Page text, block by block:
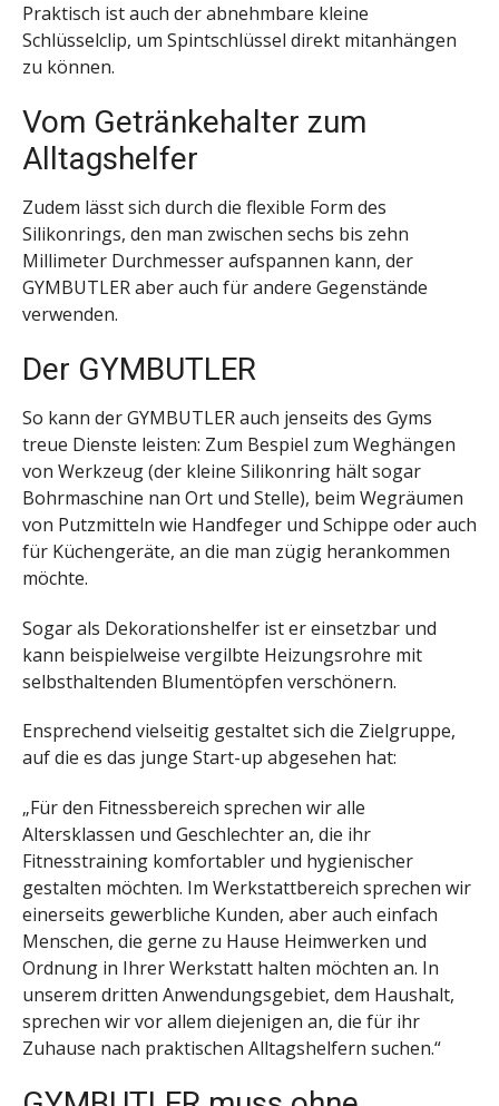
Praktisch ist auch der abnehmbare kleine
Schlüsselclip, um Spintschlüssel direkt mitanhängen
zu können.
Vom Getränkehalter zum
Alltagshelfer
Zudem lässt sich durch die flexible Form des
Silikonrings, den man zwischen sechs bis zehn
Millimeter Durchmesser aufspannen kann, der
GYMBUTLER aber auch für andere Gegenstände
verwenden.
Der GYMBUTLER
So kann der GYMBUTLER auch jenseits des Gyms
treue Dienste leisten: Zum Bespiel zum Weghängen
von Werkzeug (der kleine Silikonring hält sogar
Bohrmaschine nan Ort und Stelle), beim Wegräumen
von Putzmitteln wie Handfeger und Schippe oder auch
für Küchengeräte, an die man zügig herankommen
möchte.
Sogar als Dekorationshelfer ist er einsetzbar und
kann beispielweise vergilbte Heizungsrohre mit
selbsthaltenden Blumentöpfen verschönern.
Ensprechend vielseitig gestaltet sich die Zielgruppe,
auf die es das junge Start-up abgesehen hat:
„Für den Fitnessbereich sprechen wir alle
Altersklassen und Geschlechter an, die ihr
Fitnesstraining komfortabler und hygienischer
gestalten möchten. Im Werkstattbereich sprechen wir
einerseits gewerbliche Kunden, aber auch einfach
Menschen, die gerne zu Hause Heimwerken und
Ordnung in Ihrer Werkstatt halten möchten an. In
unserem dritten Anwendungsgebiet, dem Haushalt,
sprechen wir vor allem diejenigen an, die für ihr
Zuhause nach praktischen Alltagshelfern suchen.“